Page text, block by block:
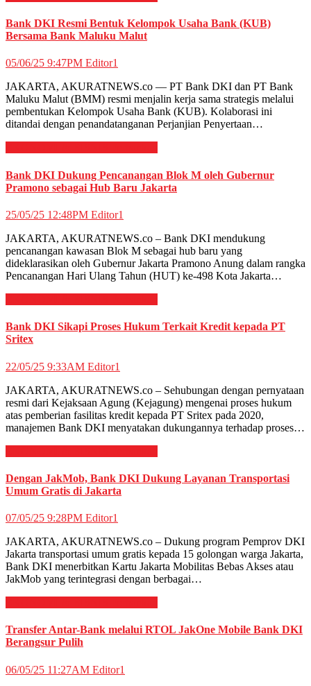
Bank DKI Resmi Bentuk Kelompok Usaha Bank (KUB)
Bersama Bank Maluku Malut
05/06/25 9:47PM Editor1
JAKARTA, AKURATNEWS.co — PT Bank DKI dan PT Bank
Maluku Malut (BMM) resmi menjalin kerja sama strategis melalui
pembentukan Kelompok Usaha Bank (KUB). Kolaborasi ini
ditandai dengan penandatanganan Perjanjian Penyertaan…
Bank DKI Dukung Pencanangan Blok M oleh Gubernur
Pramono sebagai Hub Baru Jakarta
25/05/25 12:48PM Editor1
JAKARTA, AKURATNEWS.co – Bank DKI mendukung
pencanangan kawasan Blok M sebagai hub baru yang
dideklarasikan oleh Gubernur Jakarta Pramono Anung dalam rangka
Pencanangan Hari Ulang Tahun (HUT) ke-498 Kota Jakarta…
Bank DKI Sikapi Proses Hukum Terkait Kredit kepada PT
Sritex
22/05/25 9:33AM Editor1
JAKARTA, AKURATNEWS.co – Sehubungan dengan pernyataan
resmi dari Kejaksaan Agung (Kejagung) mengenai proses hukum
atas pemberian fasilitas kredit kepada PT Sritex pada 2020,
manajemen Bank DKI menyatakan dukungannya terhadap proses…
Dengan JakMob, Bank DKI Dukung Layanan Transportasi
Umum Gratis di Jakarta
07/05/25 9:28PM Editor1
JAKARTA, AKURATNEWS.co – Dukung program Pemprov DKI
Jakarta transportasi umum gratis kepada 15 golongan warga Jakarta,
Bank DKI menerbitkan Kartu Jakarta Mobilitas Bebas Akses atau
JakMob yang terintegrasi dengan berbagai…
Transfer Antar-Bank melalui RTOL JakOne Mobile Bank DKI
Berangsur Pulih
06/05/25 11:27AM Editor1